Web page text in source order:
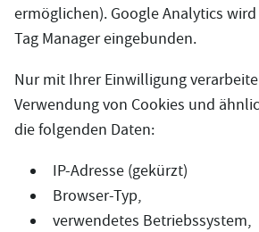
ermöglichen). Google Analytics
Tag Manager eingebunden.
Nur mit Ihrer Einwilligung
Verwendung von Cookies und
die folgenden Daten:
IP-Adresse (gekürzt)
Browser-Typ,
verwendetes Betriebssystem,